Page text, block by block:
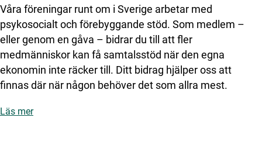
Våra föreningar runt om i Sverige arbetar med
psykosocialt och förebyggande stöd. Som medlem –
eller genom en gåva – bidrar du till att fler
medmänniskor kan få samtalsstöd när den egna
ekonomin inte räcker till. Ditt bidrag hjälper oss att
finnas där när någon behöver det som allra mest.
Läs mer